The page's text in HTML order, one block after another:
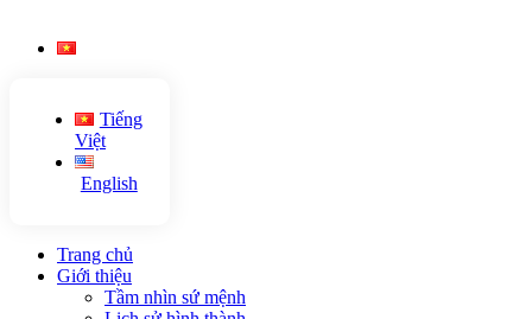
Tiếng
Việt
English
Trang chủ
Giới thiệu
Tầm nhìn sứ mệnh